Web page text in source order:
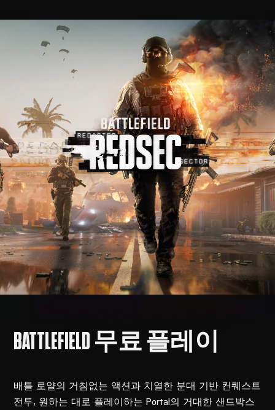
배틀 로얄의 거침없는 액션과 치열한 분대 기반 컨퀘스트
전투, 원하는 대로 플레이하는 Portal의 거대한 샌드박스